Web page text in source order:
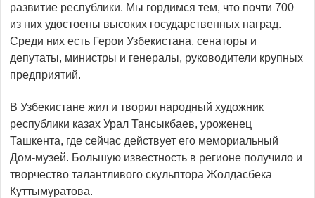
развитие республики. Мы гордимся тем, что почти 700
из них удостое­ны высоких государственных наград.
Среди них есть Герои Узбекистана, сенаторы и
депутаты, министры и генералы, руководители крупных
предприятий.
В Узбекистане жил и творил народный художник
республики казах Урал Тансыкбаев, уроженец
Ташкента, где сейчас действует его мемориальный
Дом-музей. Большую известность в регионе получило и
творчество талант­ливого скульптора Жолдасбека
Куттымуратова.